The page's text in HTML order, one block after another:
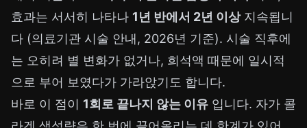
효과는 서서히 나타나 1년 반에서 2년 이상지속됩니
다 (의료기관 시술 안내, 2026년 기준). 시술 직후에
는 오히려 별 변화가 없거나, 희석액 때문에 일시적
으로 부어 보였다가 가라앉기도 합니다.
바로 이 점이 1회로 끝나지 않는 이유 입니다. 자가 콜